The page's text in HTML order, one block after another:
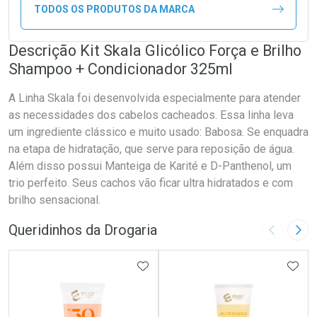
TODOS OS PRODUTOS DA MARCA
Descrição Kit Skala Glicólico Força e Brilho
Shampoo + Condicionador 325ml
A Linha Skala foi desenvolvida especialmente para atender
as necessidades dos cabelos cacheados. Essa linha leva
um ingrediente clássico e muito usado: Babosa. Se enquadra
na etapa de hidratação, que serve para reposição de água.
Além disso possui Manteiga de Karité e D-Panthenol, um
trio perfeito. Seus cachos vão ficar ultra hidratados e com
brilho sensacional.
Queridinhos da Drogaria Imagem
ADICIONAR AOS FAVORITOS